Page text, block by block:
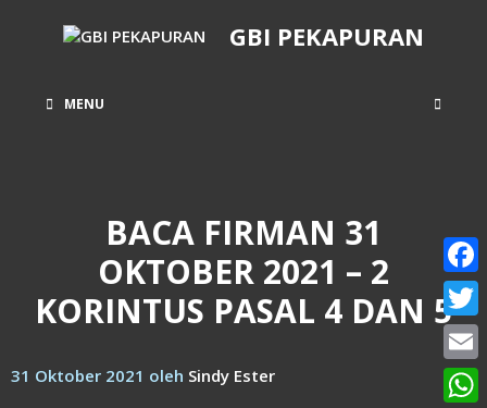
GBI PEKAPURAN
MENU
BACA FIRMAN 31
OKTOBER 2021 – 2
KORINTUS PASAL 4 DAN 5
31 Oktober 2021 oleh Sindy Ester
Email